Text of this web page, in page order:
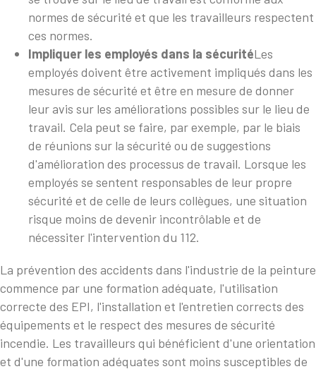
normes de sécurité et que les travailleurs respectent
ces normes.
Impliquer les employés dans la sécuritéLes
employés doivent être activement impliqués dans les
mesures de sécurité et être en mesure de donner
leur avis sur les améliorations possibles sur le lieu de
travail. Cela peut se faire, par exemple, par le biais
de réunions sur la sécurité ou de suggestions
d'amélioration des processus de travail. Lorsque les
employés se sentent responsables de leur propre
sécurité et de celle de leurs collègues, une situation
risque moins de devenir incontrôlable et de
nécessiter l'intervention du 112.
La prévention des accidents dans l'industrie de la peinture
commence par une formation adéquate, l'utilisation
correcte des EPI, l'installation et l'entretien corrects des
équipements et le respect des mesures de sécurité
incendie. Les travailleurs qui bénéficient d'une orientation
et d'une formation adéquates sont moins susceptibles de